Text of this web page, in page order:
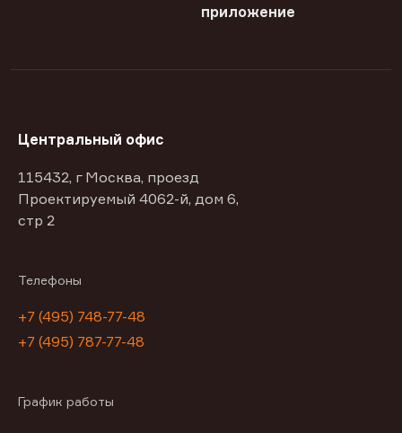
приложение
Центральный офис
115432, г Москва, проезд
Проектируемый 4062-й, дом 6,
стр 2
Телефоны
+7 (495) 748-77-48
+7 (495) 787-77-48
График работы